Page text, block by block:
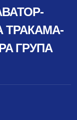
ТРАКАМА-
ГРУПА